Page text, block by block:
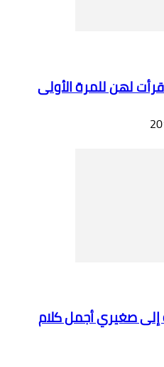
إلى صغيري أجمل كلام